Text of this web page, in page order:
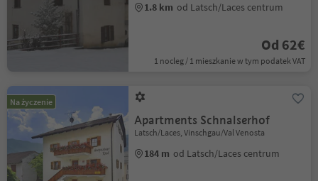
1.8 km od Latsch/Laces centrum
Od 62€
1 nocleg / 1 mieszkanie w tym podatek VAT
Na życzenie
Apartments Schnalserhof
Latsch/Laces, Vinschgau/Val Venosta
184 m od Latsch/Laces centrum